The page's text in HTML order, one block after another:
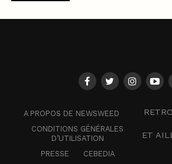
A PROPOS DE NEWSWEED
CONDITIONS GÉNÉRALES
D’UTILISATION
PRESSE
CEBEDIA
ET